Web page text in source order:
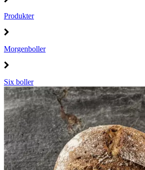
Produkter
Morgenboller
Six boller